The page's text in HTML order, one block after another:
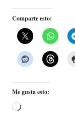
Comparte esto:
Me gusta esto:
Cargando...